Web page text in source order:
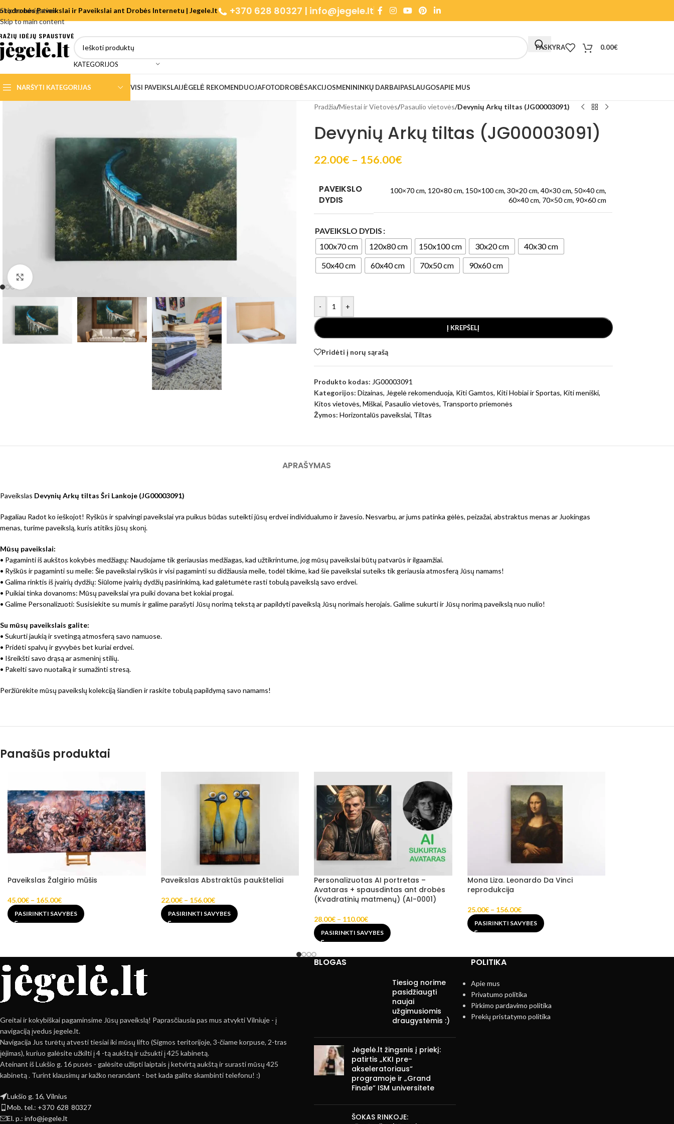
Skip to navigation
Skip to main content
Paveikslai ir Paveikslai ant Drobės Internetu | Jegele.lt +370 628 80327 | info@jegele.lt
KATEGORIJOS
PASKYRA 0.00€
NARŠYTI KATEGORIJAS
DI (AI) Komiksų stiliumi Sugeneruotos Vietos Sugeneruoti Gyvūnai
Kiti DI (AI) Sugeneruoti fantastiniai
VISI PAVEIKSLAIJĖGELĖ REKOMENDUOJAFOTODROBĖSAKCIJOSMENININKŲ DARBAIPASLAUGOSAPIE MUS
Pradžia/Miestai ir Vietovės/Pasaulio vietovės/Devynių Arkų tiltas (JG00003091)
Devynių Arkų tiltas (JG00003091)
22.00€ – 156.00€
PAVEIKSLO
DYDIS
100×70 cm, 120×80 cm, 150×100 cm, 30×20 cm, 40×30 cm, 50×40 cm,
60×40 cm, 70×50 cm, 90×60 cm
PAVEIKSLO DYDIS
100x70 cm
120x80 cm 150x100 cm 30x20 cm
40x30 cm
50x40 cm
60x40 cm 70x50 cm 90x60 cm
- +
Į KREPŠELĮ
Pridėti į norų sąrašą
Produkto kodas: JG00003091
Kategorijos: Dizainas, Jėgelė rekomenduoja, Kiti Gamtos, Kiti Hobiai ir Sportas, Kiti meniški,
Kitos vietovės, Miškai, Pasaulio vietovės, Transporto priemonės
Žymos: Horizontalūs paveikslai, Tiltas
APRAŠYMAS
Paveikslas Devynių Arkų tiltas Šri Lankoje (JG00003091)
Pagaliau Radot ko ieškojot! Ryškūs ir spalvingi paveikslai yra puikus būdas suteikti jūsų erdvei individualumo ir žavesio. Nesvarbu, ar jums patinka gėlės, peizažai, abstraktus menas ar Juokingas
menas, turime paveikslą, kuris atitiks jūsų skonį.
Mūsų paveikslai:
• Pagaminti iš aukštos kokybės medžiagų: Naudojame tik geriausias medžiagas, kad užtikrintume, jog mūsų paveikslai būtų patvarūs ir ilgaamžiai.
• Ryškūs ir pagaminti su meile: Šie paveikslai ryškūs ir visi pagaminti su didžiausia meile, todėl tikime, kad šie paveikslai suteiks tik geriausia atmosferą Jūsų namams!
• Galima rinktis iš įvairių dydžių: Siūlome įvairių dydžių pasirinkimą, kad galėtumėte rasti tobulą paveikslą savo erdvei.
• Puikiai tinka dovanoms: Mūsų paveikslai yra puiki dovana bet kokiai progai.
• Galime Personalizuoti: Susisiekite su mumis ir galime parašyti Jūsų norimą tekstą ar papildyti paveikslą Jūsų norimais herojais. Galime sukurti ir Jūsų norimą paveikslą nuo nulio!
Su mūsų paveikslais galite:
• Sukurti jaukią ir svetingą atmosferą savo namuose.
• Pridėti spalvų ir gyvybės bet kuriai erdvei.
• Išreikšti savo drąsą ar asmeninį stilių.
• Pakelti savo nuotaiką ir sumažinti stresą.
Peržiūrėkite mūsų paveikslų kolekciją šiandien ir raskite tobulą papildymą savo namams!
Panašūs produktai
Paveikslas Žalgirio mūšis
45.00€ – 165.00€
PASIRINKTI SAVYBES
Paveikslas Abstraktūs paukšteliai
22.00€ – 156.00€
PASIRINKTI SAVYBES
Personalizuotas AI portretas –
Avataras + spausdintas ant drobės
(Kvadratinių matmenų) (AI-0001)
28.00€ – 110.00€
PASIRINKTI SAVYBES
Mona Liza. Leonardo Da Vinci
reprodukcija
25.00€ – 156.00€
PASIRINKTI SAVYBES
Greitai ir kokybiškai pagaminsime Jūsų paveikslą! Paprasčiausia pas mus atvykti Vilniuje - į
navigaciją įvedus jegele.lt.
Navigacija Jus turėtų atvesti tiesiai iki mūsų lifto (Sigmos teritorijoje, 3-čiame korpuse, 2-tras
įėjimas), kuriuo galėsite užkilti į 4 -tą aukštą ir užsukti į 425 kabinetą.
Ateinant iš Lukšio g. 16 pusės - galėsite užlipti laiptais į ketvirtą aukštą ir surasti mūsų 425
kabinetą . Turint klausimų ar kažko nerandant - bet kada galite skambinti telefonu! :)
Lukšio g. 16, Vilnius
Mob. tel.: +370 628 80327
El. p.: info@jegele.lt
BLOGAS
Tiesiog norime
pasidžiaugti
naujai
užgimusiomis
draugystėmis :)
Jėgelė.lt žingsnis į priekį:
patirtis „KKI pre-
akseleratoriaus“
programoje ir „Grand
Finale“ ISM universitete
ŠOKAS RINKOJE:
POLITIKA
Apie mus
Privatumo politika
Pirkimo pardavimo politika
Prekių pristatymo politika